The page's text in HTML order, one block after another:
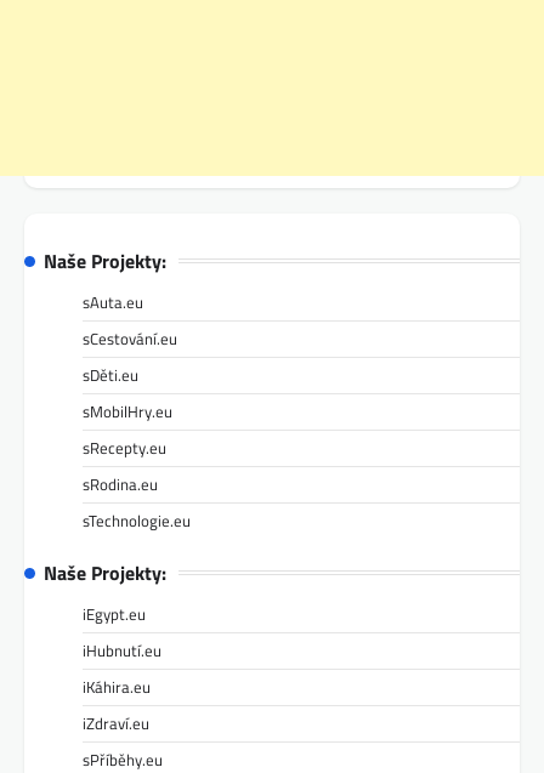
Naše Projekty:
sAuta.eu
sCestování.eu
sDěti.eu
sMobilHry.eu
sRecepty.eu
sRodina.eu
sTechnologie.eu
Naše Projekty:
iEgypt.eu
iHubnutí.eu
iKáhira.eu
iZdraví.eu
sPříběhy.eu